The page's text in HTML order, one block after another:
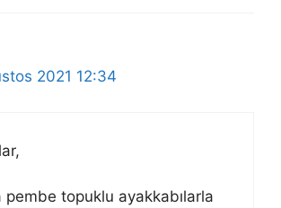
2021 12:34
pembe topuklu ayakkabılarla